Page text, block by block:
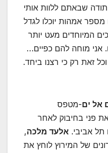
תודה שבאתם ללוות אותי
אמהות יוכלו לגדל
המיוחדים מעט יותר
אני מוחה להם כפיים…
זאת רק כי רצנו ביחד.
-מטפס
פני בחיבוק לאחר
אביבי. אלעד מלכה,
האחרונים של המירוץ לוחץ את